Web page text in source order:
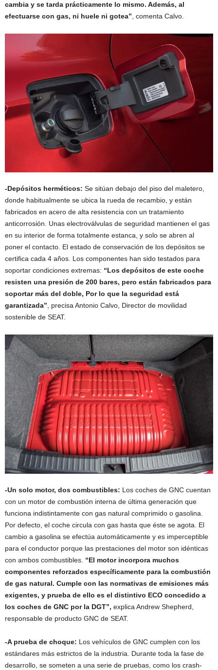
cambia y se tarda prácticamente lo mismo. Además, al
efectuarse con gas, ni huele ni gotea” , comenta Calvo.
-Depósitos herméticos: Se sitúan debajo del piso del maletero,
donde habitualmente se ubica la rueda de recambio, y están
fabricados en acero de alta resistencia con un tratamiento
anticorrosión. Unas electroválvulas de seguridad mantienen el gas
en su interior de forma totalmente estanca, y solo se abren al
poner el contacto. El estado de conservación de los depósitos se
certifica cada 4 años. Los componentes han sido testados para
soportar condiciones extremas: “Los depósitos de este coche
resisten una presión de 200 bares, pero están fabricados para
soportar más del doble, Por lo que la seguridad está
garantizada”, precisa Antonio Calvo, Director de movilidad
sostenible de SEAT.
-Un solo motor, dos combustibles: Los coches de GNC cuentan
con un motor de combustión interna de última generación que
funciona indistintamente con gas natural comprimido o gasolina.
Por defecto, el coche circula con gas hasta que éste se agota. El
cambio a gasolina se efectúa automáticamente y es imperceptible
para el conductor porque las prestaciones del motor son idénticas
con ambos combustibles. “El motor incorpora muchos
componentes reforzados específicamente para la combustión
de gas natural. Cumple con las normativas de emisiones más
exigentes, y prueba de ello es el distintivo ECO concedido a
los coches de GNC por la DGT”, explica Andrew Shepherd,
responsable de producto GNC de SEAT.
-A prueba de choque: Los vehículos de GNC cumplen con los
estándares más estrictos de la industria. Durante toda la fase de
desarrollo, se someten a una serie de pruebas, como los crash-